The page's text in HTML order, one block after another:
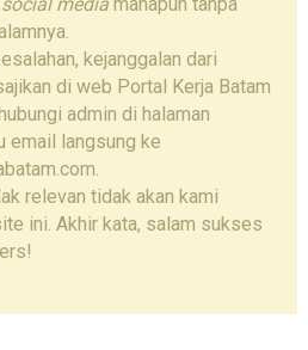
kejanggalan dari
di web Portal Kerja Batam
admin di halaman
email langsung ke
relevan tidak akan kami
ini. Akhir kata, salam sukses